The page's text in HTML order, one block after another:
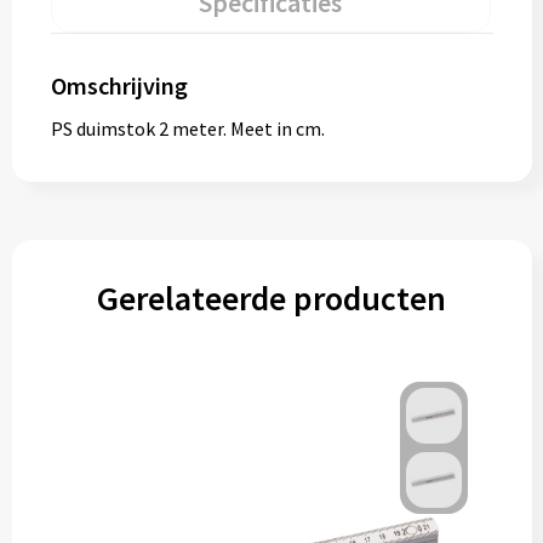
Omschrijving
PS duimstok 2 meter. Meet in cm.
Gerelateerde producten